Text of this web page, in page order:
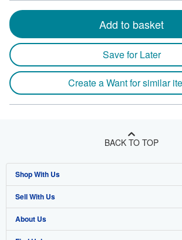
Add to basket
Save for Later
Create a Want for similar
BACK TO TOP
Shop With Us
Advanced Search
Browse Collections
Sell With Us
Start Selling
About Us